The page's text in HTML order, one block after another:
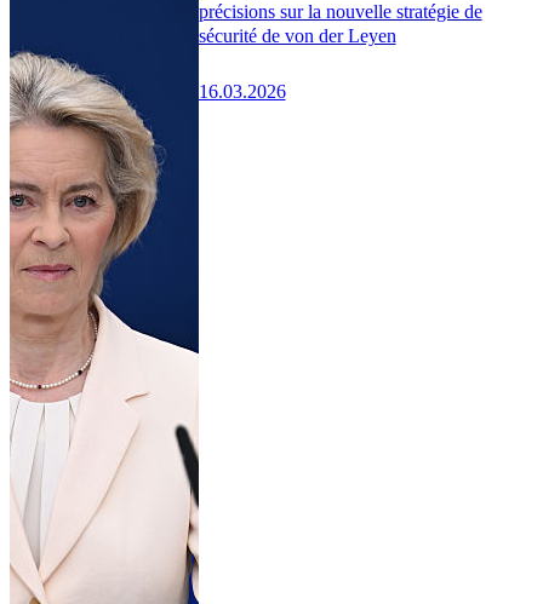
précisions sur la nouvelle stratégie de
sécurité de von der Leyen
16.03.2026